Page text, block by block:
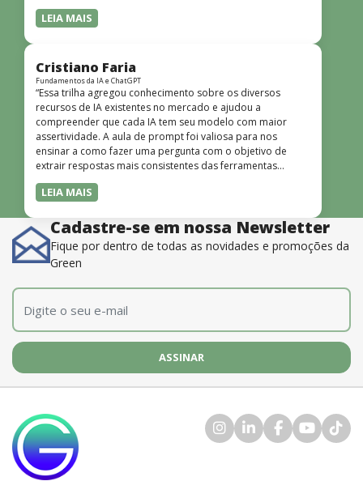
LEIA MAIS
Cristiano Faria
Fundamentos da IA e ChatGPT
“Essa trilha agregou conhecimento sobre os diversos
recursos de IA existentes no mercado e ajudou a
compreender que cada IA tem seu modelo com maior
assertividade. A aula de prompt foi valiosa para nos
ensinar a como fazer uma pergunta com o objetivo de
extrair respostas mais consistentes das ferramentas
disponíveis. O instrutor também é muito bom, além de
dominar o conteúdo, possui uma didática que incentiva o
LEIA MAIS
Cadastre-se em nossa Newsletter
Fique por dentro de todas as novidades e promoções da
Green
E-mail